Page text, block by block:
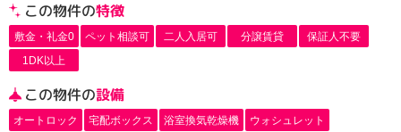
この物件の特徴
敷金・礼金0 ペット相談可 二人入居可 分譲賃貸
保証人不要
1DK以上
この物件の設備
オートロック 宅配ボックス 浴室換気乾燥機
ウォシュレット